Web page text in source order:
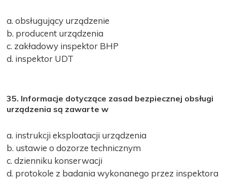
a. obsługujący urządzenie
b. producent urządzenia
c. zakładowy inspektor BHP
d. inspektor UDT
35. Informacje dotyczące zasad bezpiecznej obsługi
urządzenia są zawarte w
a. instrukcji eksploatacji urządzenia
b. ustawie o dozorze technicznym
c. dzienniku konserwacji
d. protokole z badania wykonanego przez inspektora